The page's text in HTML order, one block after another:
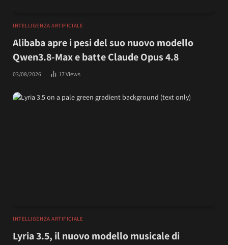
INTELLIGENZA ARTIFICIALE
Alibaba apre i pesi del suo nuovo modello
Qwen3.8-Max e batte Claude Opus 4.8
03/08/2026 17Views
INTELLIGENZA ARTIFICIALE
Lyria 3.5, il nuovo modello musicale di